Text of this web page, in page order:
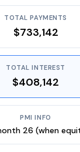
TOTAL PAYMENTS
$733,142
TOTAL INTEREST
$408,142
PMI INFO
26 (when